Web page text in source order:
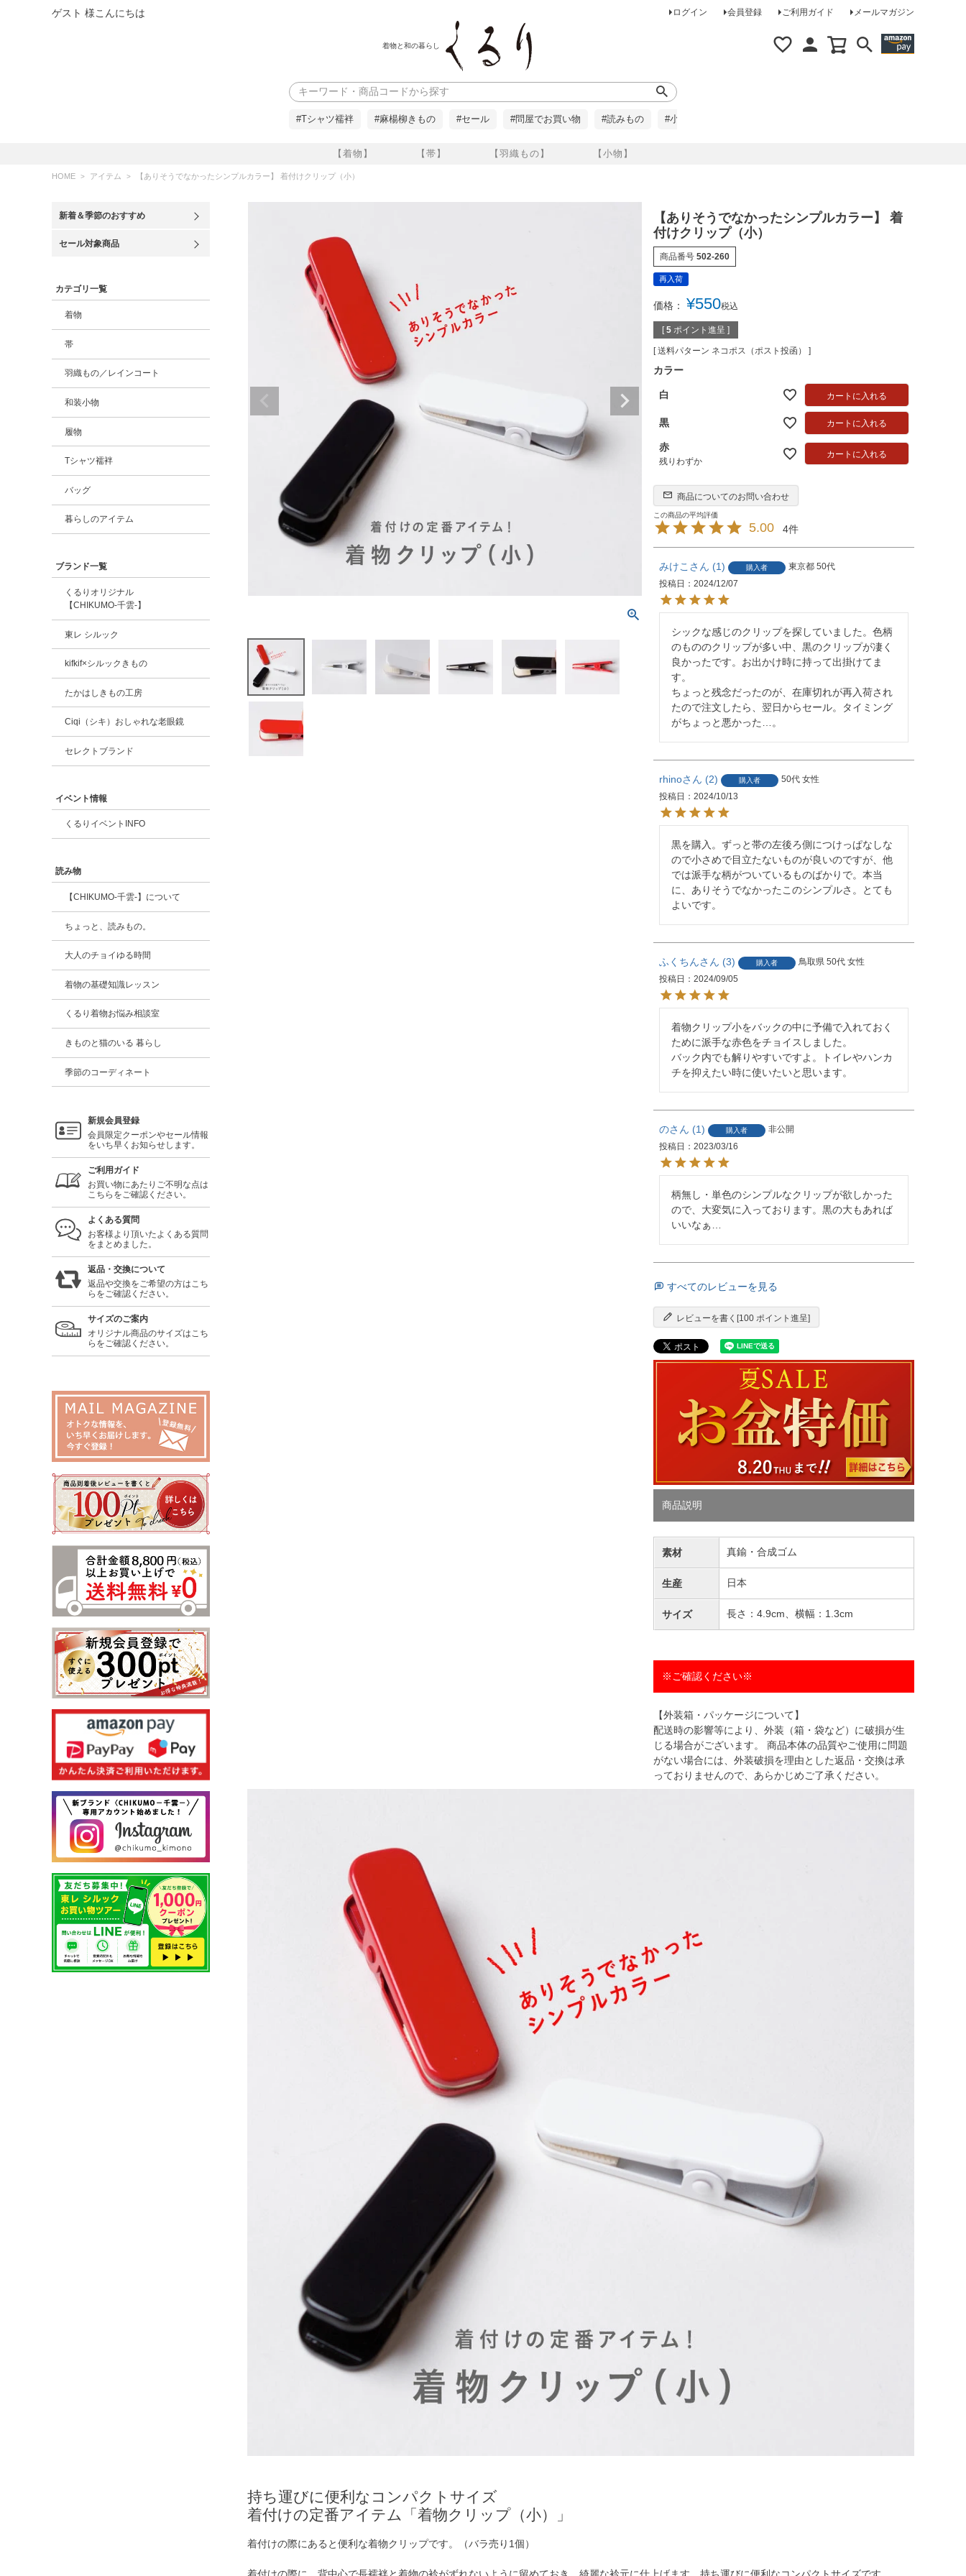
ゲスト 様こんにちは ログイン 会員登録 ご利用ガイド メールマガジン
着物と和の暮らし
【着物】 【帯】 【羽織もの】 【小物】
検索
#Tシャツ襦袢 #麻楊柳きもの #セール #問屋でお買い物 #読みもの #小柄な方に
HOME アイテム 【ありそうでなかったシンプルカラー】 着付けクリップ（小）
新着＆季節のおすすめ
セール対象商品
カテゴリ一覧
着物
帯
羽織もの／レインコート
和装小物
履物
Tシャツ襦袢
バッグ
暮らしのアイテム
ブランド一覧
くるりオリジナル
【CHIKUMO-千雲-】
東レ シルック
kifkif×シルックきもの
たかはしきもの工房
Ciqi（シキ）おしゃれな老眼鏡
セレクトブランド
イベント情報
くるりイベントINFO
読み物
【CHIKUMO-千雲-】について
ちょっと、読みもの。
大人のチョイゆる時間
着物の基礎知識レッスン
くるり着物お悩み相談室
きものと猫のいる 暮らし
季節のコーディネート
新規会員登録
会員限定クーポンやセール情報
をいち早くお知らせします。
ご利用ガイド
お買い物にあたりご不明な点は
こちらをご確認ください。
よくある質問
お客様より頂いたよくある質問
をまとめました。
返品・交換について
返品や交換をご希望の方はこち
らをご確認ください。
サイズのご案内
オリジナル商品のサイズはこち
らをご確認ください。
【ありそうでなかったシンプルカラー】 着
付けクリップ（小）
商品番号 502-260
再入荷
価格： ¥550税込
[ 5 ポイント進呈 ]
送料パターン ネコポス（ポスト投函）
カラー
白 カートに入れる
黒 カートに入れる
赤
残りわずか
カートに入れる
商品についてのお問い合わせ
5.00 4
みけこ 1 購入者 東京都 50代
投稿日
2024/12/07
シックな感じのクリップを探していました。色柄
のもののクリップが多い中、黒のクリップが凄く
良かったです。お出かけ時に持って出掛けてま
す。
ちょっと残念だったのが、在庫切れが再入荷され
たので注文したら、翌日からセール。タイミング
がちょっと悪かった…。
rhino 2 購入者 50代 女性
投稿日
2024/10/13
黒を購入。ずっと帯の左後ろ側につけっぱなしな
ので小さめで目立たないものが良いのですが、他
では派手な柄がついているものばかりで。本当
に、ありそうでなかったこのシンプルさ。とても
よいです。
ふくちん 3 購入者 鳥取県 50代 女性
投稿日
2024/09/05
着物クリップ小をバックの中に予備で入れておく
ために派手な赤色をチョイスしました。
バック内でも解りやすいですよ。トイレやハンカ
チを抑えたい時に使いたいと思います。
の 1 購入者
非公開
投稿日
2023/03/16
柄無し・単色のシンプルなクリップが欲しかった
ので、大変気に入っております。黒の大もあれば
いいなぁ…
すべてのレビューを見る
レビューを書く[100 ポイント進呈]
商品説明
素材 真鍮・合成ゴム
生産 日本
サイズ 長さ：4.9cm、横幅：1.3cm
※ご確認ください※
【外装箱・パッケージについて】
配送時の影響等により、外装（箱・袋など）に破損が生
じる場合がございます。 商品本体の品質やご使用に問題
がない場合には、外装破損を理由とした返品・交換は承
っておりませんので、あらかじめご了承ください。
持ち運びに便利なコンパクトサイズ
着付けの定番アイテム「着物クリップ（小）」
着付けの際にあると便利な着物クリップです。（バラ売り1個）
着付けの際に、背中心で長襦袢と着物の衿がずれないように留めておき、綺麗な衿元に仕上げます。持ち運びに便利なコンパクトサイズです。